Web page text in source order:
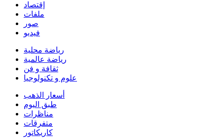
إقتصاد
ملفات
صور
فيديو
رياضة محلية
رياضة عالمية
ثقافة و فن
علوم و تكنولوجيا
أسعار الذهب
طبق اليوم
مناظرات
متفرقات
كاريكاتور